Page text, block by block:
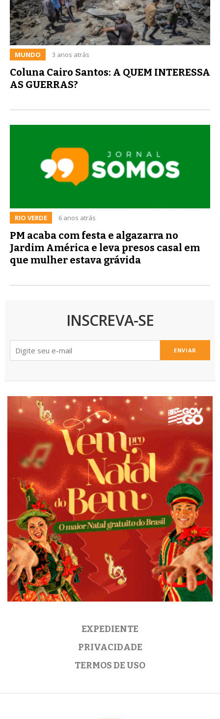
MUNDO 3 anos atrás
Coluna Cairo Santos: A QUEM INTERESSA
AS GUERRAS?
RIO VERDE 6 anos atrás
PM acaba com festa e algazarra no
Jardim América e leva presos casal em
que mulher estava grávida
INSCREVA-SE
ENVIAR
EXPEDIENTE
PRIVACIDADE
TERMOS DE USO